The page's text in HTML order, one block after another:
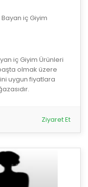
iç Giyim
iç Giyim Ürünleri
olmak üzere
uygun fiyatlara
Ziyaret Et